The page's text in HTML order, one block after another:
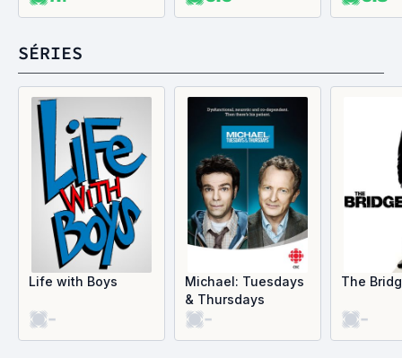
SÉRIES
Life with Boys
-
Michael: Tuesdays
& Thursdays
-
The
-